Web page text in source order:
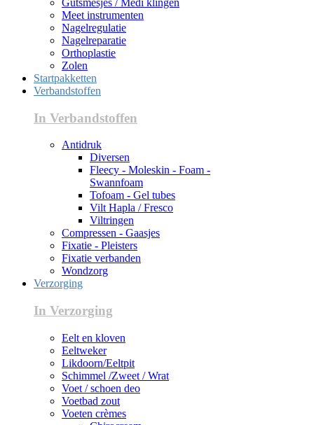
Meet instrumenten
Nagelregulatie
Nagelreparatie
Orthoplastie
Zolen
Startpakketten
Verbandstoffen
In Verbandstoffen
Antidruk
Diversen
Fleecy - Moleskin - Foam -
Swannfoam
Tofoam - Gel tubes
Vilt Hapla / Fresco
Viltringen
Compressen - Gaasjes
Fixatie - Pleisters
Fixatie verbanden
Wondzorg
Verzorging
In Verzorging
Eelt en kloven
Eeltweker
Likdoorn/Eeltpit
Schimmel /Zweet / Wrat
Voet / schoen deo
Voetbad zout
Voeten crèmes